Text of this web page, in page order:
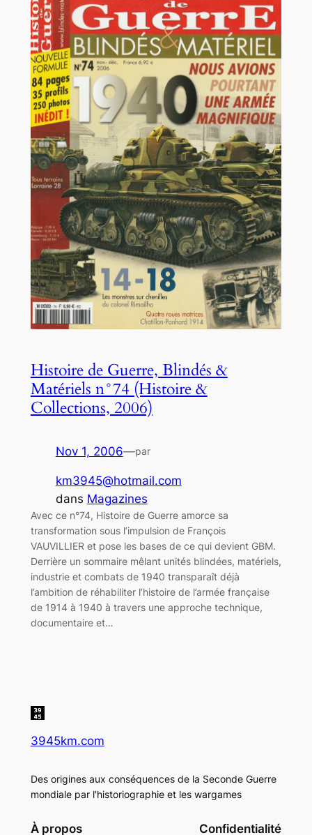
Histoire de Guerre, Blindés &
Matériels n°74 (Histoire &
Collections, 2006)
Nov 1, 2006—par
km3945@hotmail.com
dans Magazines
Avec ce n°74, Histoire de Guerre amorce sa
transformation sous l’impulsion de François
VAUVILLIER et pose les bases de ce qui devient GBM.
Derrière un sommaire mêlant unités blindées, matériels,
industrie et combats de 1940 transparaît déjà
l’ambition de réhabiliter l’histoire de l’armée française
de 1914 à 1940 à travers une approche technique,
documentaire et…
3945km.com
Des origines aux conséquences de la Seconde Guerre
mondiale par l'historiographie et les wargames
À propos Confidentialité